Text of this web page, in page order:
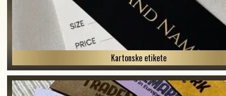
Kartonske etikete